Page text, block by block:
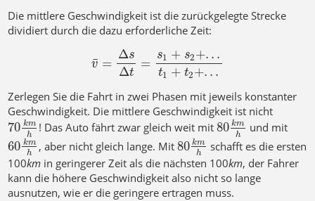
Die mittlere Geschwindigkeit ist die zurückgelegte Strecke
dividiert durch die dazu erforderliche Zeit:
v
¯ =
Δs
Δt
=
s1 + s2+. . .
t1 + t2+. . .
Zerlegen Sie die Fahrt in zwei Phasen mit jeweils konstanter
Geschwindigkeit. Die mittlere Geschwindigkeit ist nicht
70 km
h
! Das Auto fährt zwar gleich weit mit 80 km
h
und mit
60 km
h
, aber nicht gleich lange. Mit 80 km
h
schafft es die ersten
100km in geringerer Zeit als die nächsten 100km, der Fahrer
kann die höhere Geschwindigkeit also nicht so lange
ausnutzen, wie er die geringere ertragen muss.